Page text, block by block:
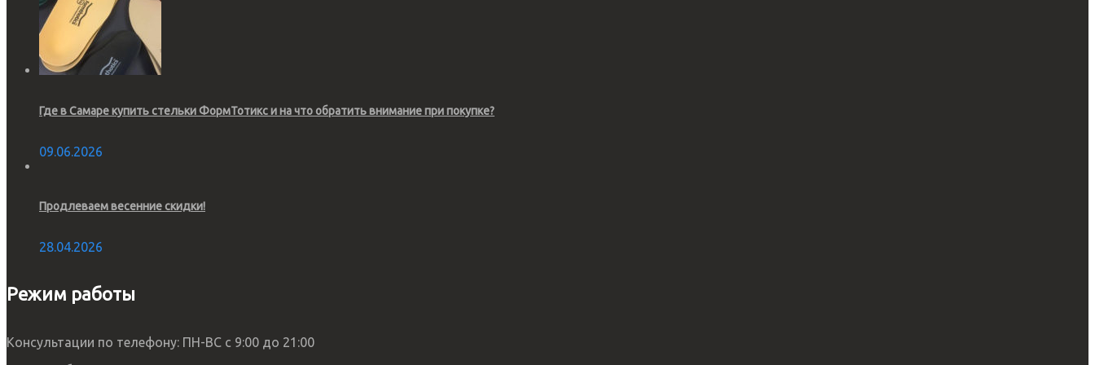
Где в Самаре купить стельки ФормТотикс и на что обратить внимание при покупке?
09.06.2026
Продлеваем весенние скидки!
28.04.2026
Режим работы
Консультации по телефону: ПН-ВС с 9:00 до 21:00